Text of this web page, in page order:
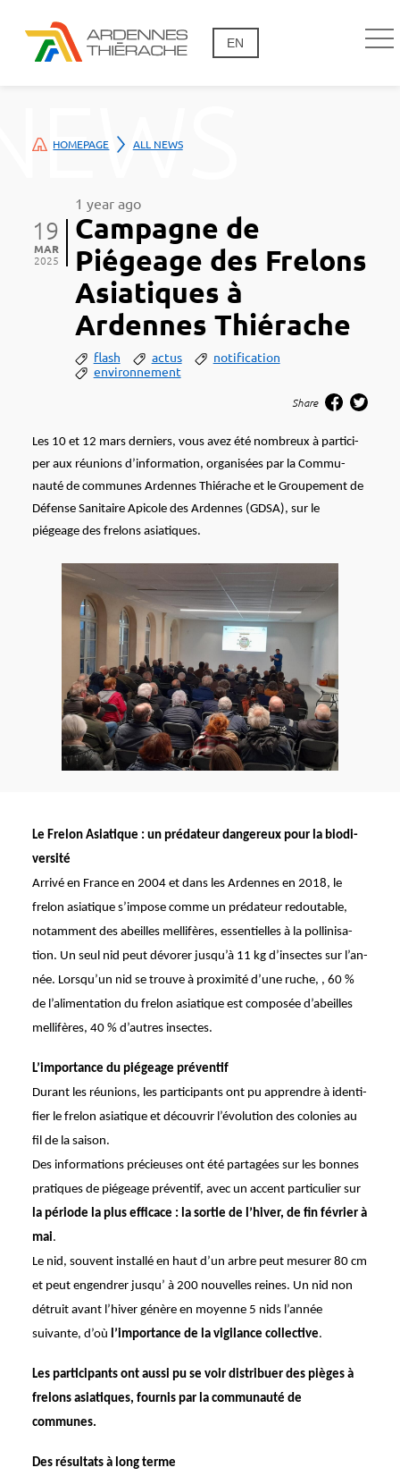
EN
HOMEPAGE ALL NEWS
Campagne de
Piégeage des Frelons
Asiatiques à
Ardennes Thiérache
1 year ago
19
MAR
2025
flash actus
notification
environnement
Share
Les 10 et 12 mars derniers, vous avez été nombreux à parti­ci­
per aux réunions d’infor­ma­tion, orga­ni­sées par la Commu­
nauté de communes Ardennes Thié­rache et le Grou­pe­ment de
Défense Sani­taire Apicole des Ardennes (GDSA), sur le
piégeage des frelons asia­tiques.
Le Frelon Asia­tique : un préda­teur dange­reux pour la biodi­
ver­sité
Arrivé en France en 2004 et dans les Ardennes en 2018, le
frelon asia­tique s’impose comme un préda­teur redou­table,
notam­ment des abeilles melli­fères, essen­tielles à la polli­ni­sa­
tion. Un seul nid peut dévo­rer jusqu’à 11 kg d’in­sectes sur l’an­
née. Lorsqu’un nid se trouve à proxi­mité d’une ruche, , 60 %
de l’ali­men­ta­tion du frelon asia­tique est compo­sée d’abeilles
melli­fères, 40 % d’autres insectes.
L’im­por­tance du piégeage préven­tif
Durant les réunions, les parti­ci­pants ont pu apprendre à iden­ti­
fier le frelon asia­tique et décou­vrir l’évolu­tion des colo­nies au
fil de la saison.
Des infor­ma­tions précieuses ont été parta­gées sur les bonnes
pratiques de piégeage préven­tif, avec un accent parti­cu­lier sur
la période la plus effi­cace : la sortie de l’hi­ver, de fin février à
mai.
Le nid, souvent installé en haut d’un arbre peut mesu­rer 80 cm
et peut engen­drer jusqu’ à 200 nouvelles reines. Un nid non
détruit avant l’hi­ver génère en moyenne 5 nids l’an­née
suivante, d’où l’impor­tance de la vigi­lance collec­tive.
Les parti­ci­pants ont aussi pu se voir distri­buer des pièges à
frelons asia­tiques, four­nis par la commu­nauté de
communes.
Des résul­tats à long terme